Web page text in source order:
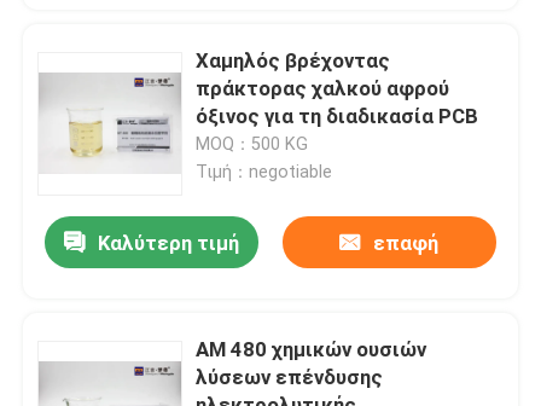
Επικοινωνήστε μαζί μας
Ζητήστε μια προσφορά
Όξινα Brighteners επένδυσης χαλκού
ισοπεδώνοντας πράκτορας
Χαμηλός βρέχοντας
πράκτορας χαλκού αφρού
όξινος για τη διαδικασία PCB
MOQ：500 KG
Τιμή：negotiable
Καλύτερη τιμή επαφή
ΑΜ 480 χημικών ουσιών
λύσεων επένδυσης